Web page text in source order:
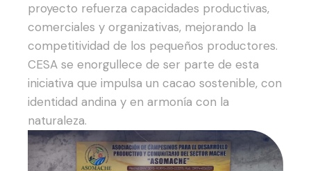
proyecto refuerza capacidades productivas,
comerciales y organizativas, mejorando la
competitividad de los pequeños productores.
CESA se enorgullece de ser parte de esta
iniciativa que impulsa un cacao sostenible, con
identidad andina y en armonía con la
naturaleza.